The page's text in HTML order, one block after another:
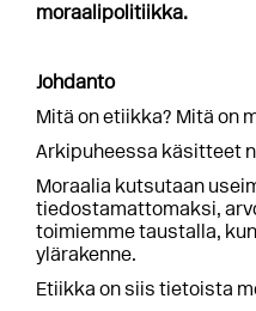
moraalipolitiikka.
Johdanto
Mitä on etiikka? Mitä on
Arkipuheessa käsitteet
Moraalia kutsutaan
tiedostamattomaksi,
toimiemme taustalla,
ylärakenne.
Etiikka on siis tietoista